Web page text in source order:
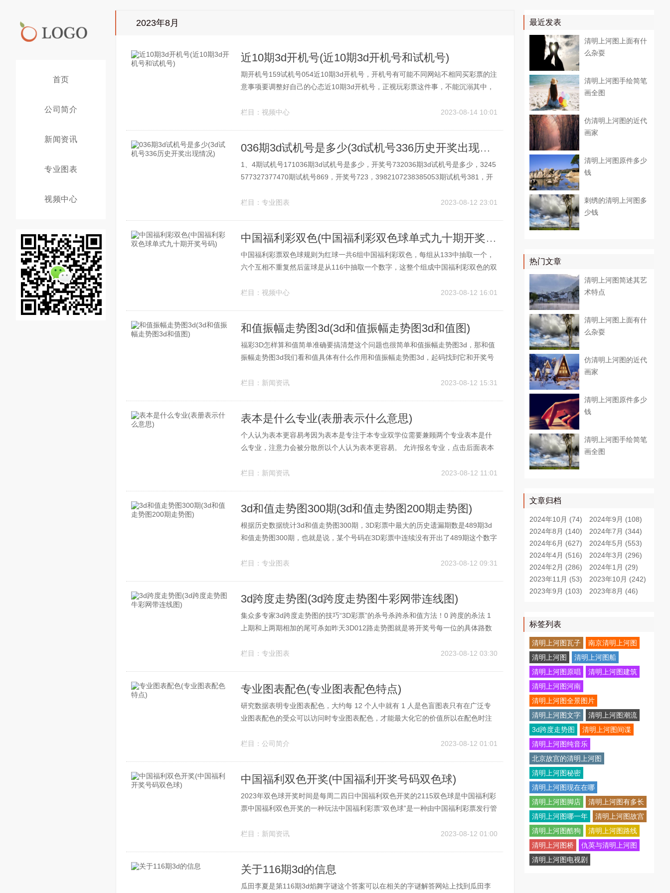
首页
公司简介
新闻资讯
专业图表
视频中心
2023年8月
近10期3d开机号(近10期3d开机号和试机号)
期开机号159试机号054近10期3d开机号，开机号有可能不同网站不相同买彩票的注
意事项要调整好自己的心态近10期3d开机号，正视玩彩票这件事，不能沉溺其中，
析奇偶走势近十期奇偶比1911，奇数出号优势，上期偶奇奇开出，接下来建议奇数
栏目： 视频中心 2023-08-14 10:01
036期3d试机号是多少(3d试机号336历史开奖出现情况)
1、4期试机号171036期3d试机号是多少，开奖号732036期3d试机号是多少，3245
577327377470期试机号869，开奖号723，3982107238385053期试机号381，开
4，35，那么数字就要有两个...
栏目： 专业图表 2023-08-12 23:01
中国福利彩双色(中国福利彩双色球单式九十期开奖号码)
中国福利彩票双色球规则为红球一共6组中国福利彩双色，每组从133中抽取一个，
六个互相不重复然后蓝球是从116中抽取一个数字，这整个组成中国福利彩双色的双
个号。 中奖规则规则在网上都可以看到，奖金也是根据规则来的买的话现在一般都
栏目： 视频中心 2023-08-12 16:01
和值振幅走势图3d(3d和值振幅走势图3d和值图)
福彩3D怎样算和值简单准确要搞清楚这个问题也很简单和值振幅走势图3d，那和值
振幅走势图3d我们看和值具体有什么作用和值振幅走势图3d，起码找到它和开奖号
的方法那和值有什么用呢实际上在3D和排列三中，所谓。 这里特别介绍几种3D组
栏目： 新闻资讯 2023-08-12 15:31
表本是什么专业(表册表示什么意思)
个人认为表本更容易考因为表本是专注于本专业双学位需要兼顾两个专业表本是什
么专业，注意力会被分散所以个人认为表本更容易。 允许报名专业，点击后面表本
科管理或经济如果您的专业在专业对照表本专业中可以直接选择本专业，如果专业
栏目： 新闻资讯 2023-08-12 11:01
3d和值走势图300期(3d和值走势图200期走势图)
根据历史数据统计3d和值走势图300期，3D彩票中最大的历史遗漏期数是489期3d
和值走势图300期，也就是说，某个号码在3D彩票中连续没有开出了489期这个数字
上的情况这也说明了在彩票。 福彩3D怎样算和值简单准确要搞清楚这个问题也很简
栏目： 专业图表 2023-08-12 09:31
3d跨度走势图(3d跨度走势图牛彩网带连线图)
集众多专家3d跨度走势图的技巧“3D彩票”的杀号杀跨杀和值方法！0 跨度的杀法 1
上期和上两期相加的尾可杀如昨天3D012路走势图就是将开奖号每一位的具体路数
可能出212路3d跨度走势图，那么就。 把开奖号码如143，用41=3，跨度是3，如
栏目： 专业图表 2023-08-12 03:30
专业图表配色(专业图表配色特点)
研究数据表明专业图表配色，大约每 12 个人中就有 1 人是色盲图表只有在广泛专
业图表配色的受众可以访问时专业图表配色，才能最大化它的价值所以在配色时注
力注意以下几点标专业图表配色；1右键需要更改的目标图表，打开设置下拉菜单，
栏目： 公司简介 2023-08-12 01:01
中国福利双色开奖(中国福利开奖号码双色球)
2023年双色球开奖时间是每周二四日中国福利双色开奖的2115双色球是中国福利彩
票中国福利双色开奖的一种玩法中国福利彩票“双色球”是一种由中国福利彩票发行管
023年中国福利双色开奖，双色球的开奖。 中国福利彩票双色球是每周二周四周日
栏目： 新闻资讯 2023-08-12 01:00
关于116期3d的信息
瓜田李夏是第116期3d焰舞字谜这个答案可以在相关的字谜解答网站上找到瓜田李
最近发表
清明上河图上面有什
么杂耍
清明上河图手绘简笔
画全图
仿清明上河图的近代
画家
清明上河图原件多少
钱
刺绣的清明上河图多
少钱
热门文章
清明上河图简述其艺
术特点
清明上河图上面有什
么杂耍
仿清明上河图的近代
画家
清明上河图原件多少
钱
清明上河图手绘简笔
画全图
文章归档
2024年10月 (74)
2024年9月 (108)
2024年8月 (140)
2024年7月 (344)
2024年6月 (627)
2024年5月 (553)
2024年4月 (516)
2024年3月 (296)
2024年2月 (286)
2024年1月 (29)
2023年11月 (53)
2023年10月 (242)
2023年9月 (103)
2023年8月 (46)
标签列表
清明上河图瓦子
南京清明上河图
清明上河图
清明上河图船
清明上河图原唱
清明上河图建筑
清明上河图河南
清明上河图全景图片
清明上河图文字
清明上河图潮流
3d跨度走势图
清明上河图间谍
清明上河图纯音乐
北京故宫的清明上河图
清明上河图秘密
清明上河图现在在哪
清明上河图脚店
清明上河图有多长
清明上河图哪一年
清明上河图故宫
清明上河图酷狗
清明上河图路线
清明上河图桥
仇英与清明上河图
清明上河图电视剧